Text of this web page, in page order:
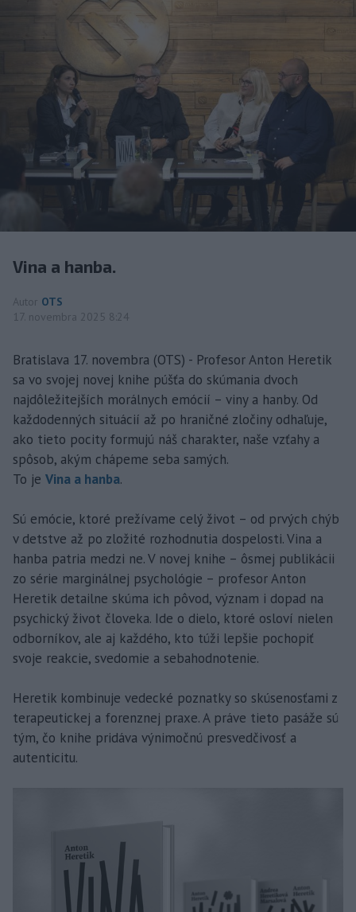
Vina a hanba.
Autor OTS
17. novembra 2025 8:24
Bratislava 17. novembra (OTS) - Profesor Anton Heretik
sa vo svojej novej knihe púšťa do skúmania dvoch
najdôležitejších morálnych emócií – viny a hanby. Od
každodenných situácií až po hraničné zločiny odhaľuje,
ako tieto pocity formujú náš charakter, naše vzťahy a
spôsob, akým chápeme seba samých.
To je Vina a hanba.
Sú emócie, ktoré prežívame celý život – od prvých chýb
v detstve až po zložité rozhodnutia dospelosti. Vina a
hanba patria medzi ne. V novej knihe – ôsmej publikácii
zo série marginálnej psychológie – profesor Anton
Heretik detailne skúma ich pôvod, význam i dopad na
psychický život človeka. Ide o dielo, ktoré osloví nielen
odborníkov, ale aj každého, kto túži lepšie pochopiť
svoje reakcie, svedomie a sebahodnotenie.
Heretik kombinuje vedecké poznatky so skúsenosťami z
terapeutickej a forenznej praxe. A práve tieto pasáže sú
tým, čo knihe pridáva výnimočnú presvedčivosť a
autenticitu.